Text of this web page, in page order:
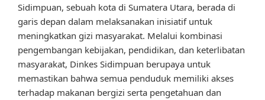
Sidimpuan, sebuah kota di Sumatera Utara, berada di
garis depan dalam melaksanakan inisiatif untuk
meningkatkan gizi masyarakat. Melalui kombinasi
pengembangan kebijakan, pendidikan, dan keterlibatan
masyarakat, Dinkes Sidimpuan berupaya untuk
memastikan bahwa semua penduduk memiliki akses
terhadap makanan bergizi serta pengetahuan dan